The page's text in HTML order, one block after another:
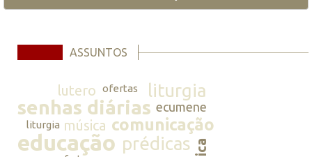
ASSUNTOS
lutero ofertas liturgia
senhas diárias ecumene
liturgia música comunicação
educação prédicas